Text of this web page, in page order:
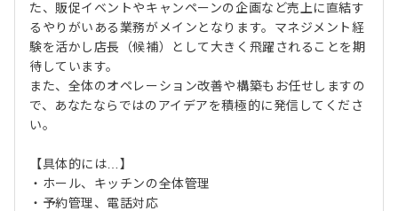
た、販促イベントやキャンペーンの企画など売上に直結す
るやりがいある業務がメインとなります。マネジメント経
験を活かし店長（候補）として大きく飛躍されることを期
待しています。
また、全体のオペレーション改善や構築もお任せしますの
で、あなたならではのアイデアを積極的に発信してくださ
い。
【具体的には…】
・ホール、キッチンの全体管理
・予約管理、電話対応